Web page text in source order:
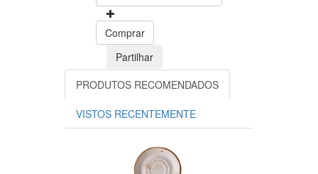
Comprar
Partilhar
PRODUTOS RECOMENDADOS
VISTOS RECENTEMENTE